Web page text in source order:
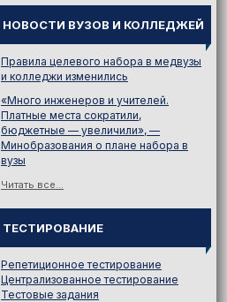
НОВОСТИ ВУЗОВ И КОЛЛЕДЖЕЙ
Правила целевого набора в медвузы
и колледжи изменились
«Много инженеров и учителей.
Платные места сократили,
бюджетные — увеличили», —
Минобразования о плане набора в
вузы
Читать все...
ТЕСТИРОВАНИЕ
Репетиционное тестирование
Централизованное тестирование
Тестовые задания